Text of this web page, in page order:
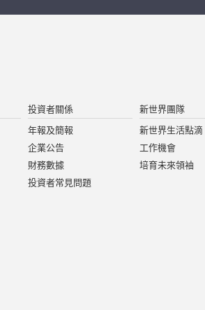
投資者關係
年報及簡報
企業公告
財務數據
投資者常見問題
新世界團隊
新世界生活點滴
工作機會
培育未來領袖